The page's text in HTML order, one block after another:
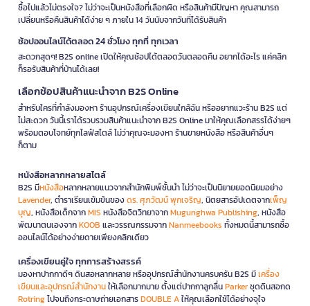
ซื้อไปแล้วไม่ตรงใจ? ไม่ว่าจะเป็นหนังสือที่เลือกผิด หรือสินค้ามีปัญหา คุณสามารถ
เปลี่ยนหรือคืนสินค้าได้ง่าย ๆ ภายใน 14 วันนับจากวันที่ได้รับสินค้า
ช้อปออนไลน์ได้ตลอด 24 ชั่วโมง ทุกที่ ทุกเวลา
สะดวกสุดๆ! B2S online เปิดให้คุณช้อปได้ตลอดวันตลอดคืน อยากได้อะไร แค่คลิก
ก็รอรับสินค้าที่บ้านได้เลย!
เลือกช้อปสินค้าแนะนำจาก B2S Online
สำหรับใครที่กำลังมองหา ร้านอุปกรณ์เครื่องเขียนใกล้ฉัน หรืออยากแวะร้าน B2S แต่
ไม่สะดวก วันนี้เราได้รวบรวมสินค้าแนะนำจาก B2S Online มาให้คุณเลือกสรรได้ง่ายๆ
พร้อมตอบโจทย์ทุกไลฟ์สไตล์ ไม่ว่าคุณจะมองหา ร้านขายหนังสือ หรือสินค้าอื่นๆ
ก็ตาม
หนังสือหลากหลายสไตล์
B2S มีหนังสือหลากหลายแนวจากสำนักพิมพ์ชั้นนำ ไม่ว่าจะเป็นนิยายยอดนิยมอย่าง
Lavender, ตำราเรียนเข้มข้นของดร. ศุภวัฒน์ พุกเจริญ, นิตยสารอัปเดตจากเพ็ญ
บุญ, หนังสือเด็กจากMIS หนังสือจิตวิทยาจากMugunghwa Publishing, หนังสือ
พัฒนาตนเองจากKOOB และวรรณกรรมจากNanmeebooks ทั้งหมดนี้สามารถซื้อ
ออนไลน์ได้อย่างง่ายดายเพียงคลิกเดียว
เครื่องเขียนคู่ใจ ทุกการสร้างสรรค์
มองหาปากกาดีๆ ดินสอหลากหลาย หรืออุปกรณ์สำนักงานครบครัน B2S มีเครื่อง
เขียนและอุปกรณ์สำนักงานให้เลือกมากมาย ตั้งแต่ปากกาลูกลื่นParkerชุดดินสอกด
Rotringไปจนถึงกระดาษถ่ายเอกสารDOUBLE Aให้คุณเลือกใช้ได้อย่างจุใจ